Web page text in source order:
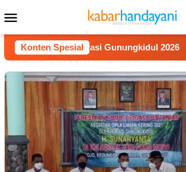
ke
kontenMobile
Konten Spesial
Video Literasi Gunungkidul 2026